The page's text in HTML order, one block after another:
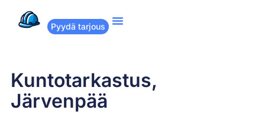
Pyydä tarjous
Kuntotarkastus,
Järvenpää